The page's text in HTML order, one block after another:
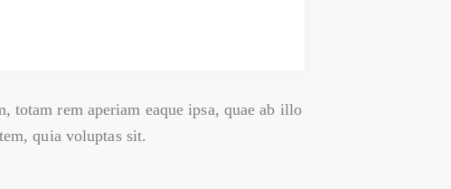
totam rem aperiam eaque ipsa, quae ab illo
quia voluptas sit.